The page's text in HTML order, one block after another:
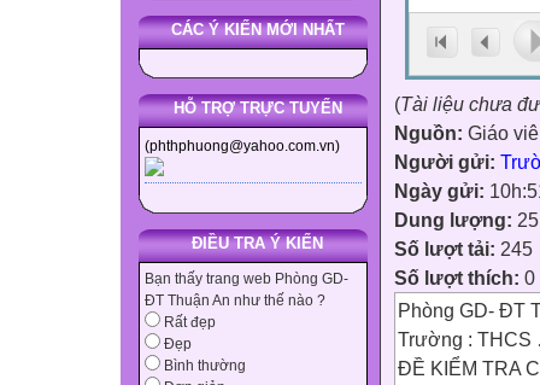
CÁC Ý KIẾN MỚI NHẤT
HỖ TRỢ TRỰC TUYẾN
(phthphuong@yahoo.com.vn)
ĐIỀU TRA Ý KIẾN
Bạn thấy trang web Phòng GD-
ĐT Thuận An như thế nào ?
Rất đẹp
Đẹp
Bình thường
(Tài liệu chưa
Nguồn: Giáo
Người gửi:
Ngày gửi:
Dung lượng:
Số lượt tải: 245
Số lượt thích: 0
Phòng GD-
Trường :
ĐỀ KIỂM TRA